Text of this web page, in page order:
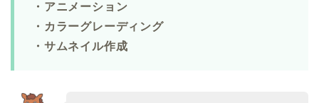
・アニメーション
・カラーグレーディング
・サムネイル作成